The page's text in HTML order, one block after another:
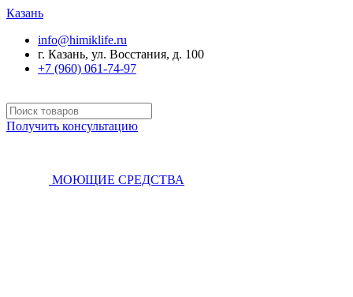
Казань
info@himiklife.ru
г. Казань, ул. Восстания, д. 100
+7 (960) 061-74-97
Получить консультацию
МОЮЩИЕ СРЕДСТВА